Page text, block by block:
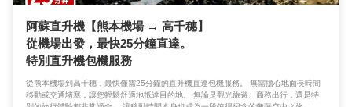
阿蘇直升機【熊本機場 → 高千穗】
從機場出發，最快25分鐘直達。
特別直升機包機服務
從熊本機場到高千穗，最快僅需25分鐘的直升機直達包機服務。 無需擔心地面長時間
移動或交通堵塞，讓您輕鬆舒適地抵達目的地。 無論是觀光旅遊、商務出行，還是特